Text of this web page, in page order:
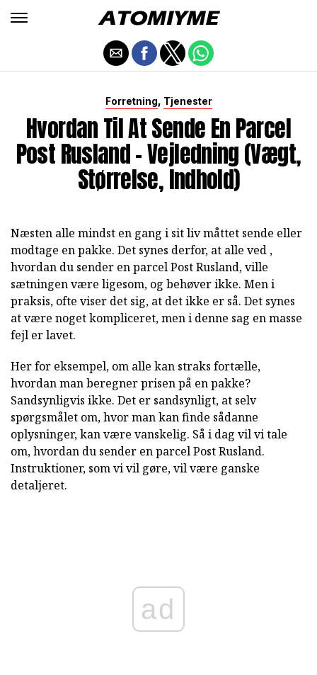
Forretning, Tjenester
Hvordan Til At Sende En Parcel
Post Rusland - Vejledning (vægt,
Størrelse, Indhold)
Næsten alle mindst en gang i sit liv måttet sende eller
modtage en pakke. Det synes derfor, at alle ved ,
hvordan du sender en parcel Post Rusland, ville
sætningen være ligesom, og behøver ikke. Men i
praksis, ofte viser det sig, at det ikke er så. Det synes
at være noget kompliceret, men i denne sag en masse
fejl er lavet.
Her for eksempel, om alle kan straks fortælle,
hvordan man beregner prisen på en pakke?
Sandsynligvis ikke. Det er sandsynligt, at selv
spørgsmålet om, hvor man kan finde sådanne
oplysninger, kan være vanskelig. Så i dag vil vi tale
om, hvordan du sender en parcel Post Rusland.
Instruktioner, som vi vil gøre, vil være ganske
detaljeret.
ad